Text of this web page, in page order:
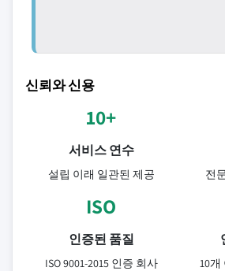
신뢰와 신용
10+
서비스 연수
설립 이래 일관된 제공 전
ISO
인증된 품질
ISO 9001-2015 인증 회사 10개